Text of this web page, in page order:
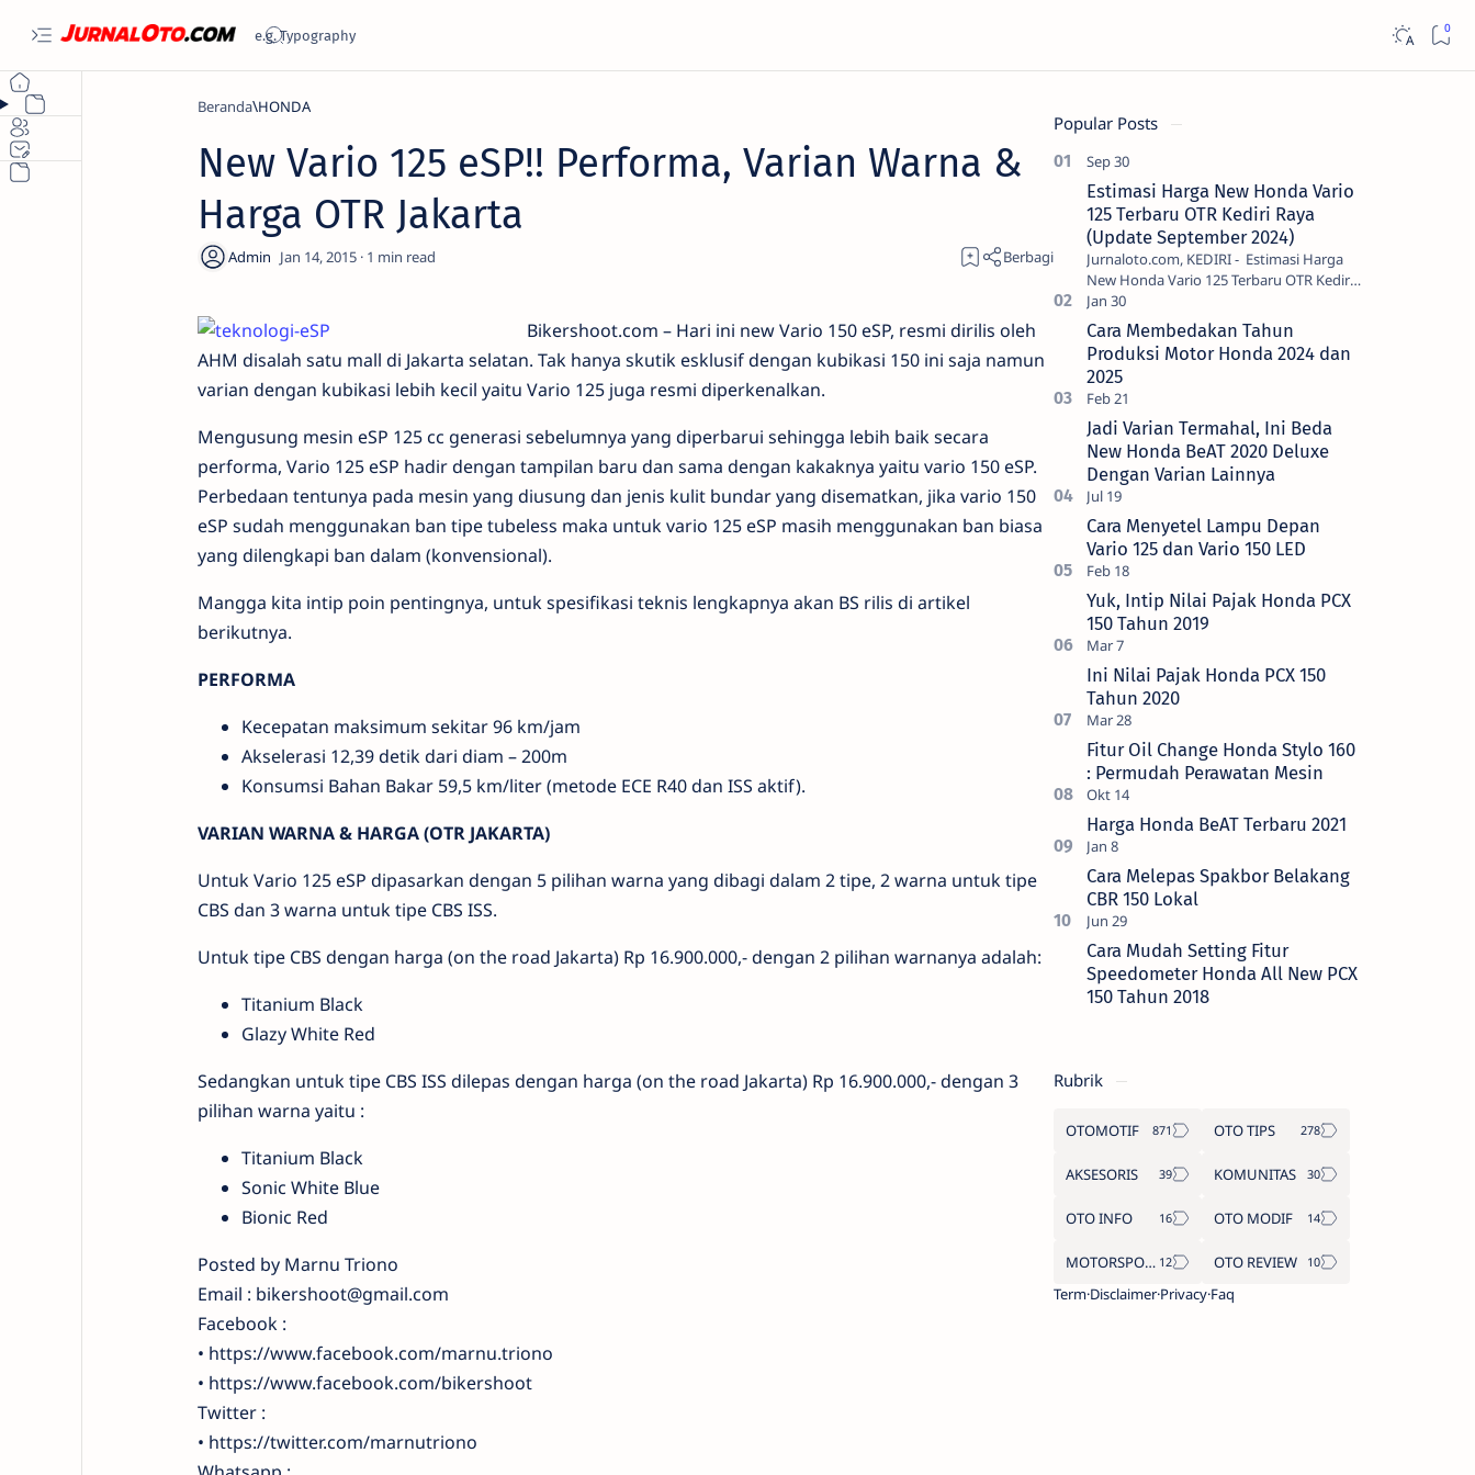
Beranda HONDA
New Vario 125 eSP!! Performa, Varian Warna &
Harga OTR Jakarta
1
Bikershoot.com – Hari ini new Vario 150 eSP, resmi dirilis oleh
AHM disalah satu mall di Jakarta selatan. Tak hanya skutik esklusif dengan kubikasi 150 ini saja namun
varian dengan kubikasi lebih kecil yaitu Vario 125 juga resmi diperkenalkan.
Mengusung mesin eSP 125 cc generasi sebelumnya yang diperbarui sehingga lebih baik secara
performa, Vario 125 eSP hadir dengan tampilan baru dan sama dengan kakaknya yaitu vario 150 eSP.
Perbedaan tentunya pada mesin yang diusung dan jenis kulit bundar yang disematkan, jika vario 150
eSP sudah menggunakan ban tipe tubeless maka untuk vario 125 eSP masih menggunakan ban biasa
yang dilengkapi ban dalam (konvensional).
Mangga kita intip poin pentingnya, untuk spesifikasi teknis lengkapnya akan BS rilis di artikel
berikutnya.
PERFORMA
Kecepatan maksimum sekitar 96 km/jam
Akselerasi 12,39 detik dari diam – 200m
Konsumsi Bahan Bakar 59,5 km/liter (metode ECE R40 dan ISS aktif).
VARIAN WARNA & HARGA (OTR JAKARTA)
Untuk Vario 125 eSP dipasarkan dengan 5 pilihan warna yang dibagi dalam 2 tipe, 2 warna untuk tipe
CBS dan 3 warna untuk tipe CBS ISS.
Untuk tipe CBS dengan harga (on the road Jakarta) Rp 16.900.000,- dengan 2 pilihan warnanya adalah:
Titanium Black
Glazy White Red
Sedangkan untuk tipe CBS ISS dilepas dengan harga (on the road Jakarta) Rp 16.900.000,- dengan 3
pilihan warna yaitu :
Titanium Black
Sonic White Blue
Bionic Red
Posted by Marnu Triono
Email : bikershoot@gmail.com
Facebook :
• https://www.facebook.com/marnu.triono
• https://www.facebook.com/bikershoot
Twitter :
• https://twitter.com/marnutriono
Popular Posts
Estimasi Harga New Honda Vario
125 Terbaru OTR Kediri Raya
(Update September 2024)
Jurnaloto.com, KEDIRI - Estimasi Harga
New Honda Vario 125 Terbaru OTR Kediri
Raya (Update September 2024) Brosis
sekalian, PT Astra Honda Motor (AH…
Cara Membedakan Tahun
Produksi Motor Honda 2024 dan
2025
Jadi Varian Termahal, Ini Beda
New Honda BeAT 2020 Deluxe
Dengan Varian Lainnya
Cara Menyetel Lampu Depan
Vario 125 dan Vario 150 LED
Yuk, Intip Nilai Pajak Honda PCX
150 Tahun 2019
Ini Nilai Pajak Honda PCX 150
Tahun 2020
Fitur Oil Change Honda Stylo 160
: Permudah Perawatan Mesin
Harga Honda BeAT Terbaru 2021
Cara Melepas Spakbor Belakang
CBR 150 Lokal
Cara Mudah Setting Fitur
Speedometer Honda All New PCX
150 Tahun 2018
Rubrik
OTOMOTIF OTO TIPS
AKSESORIS KOMUNITAS
OTO INFO OTO MODIF
MOTORSPORT
OTO REVIEW
TermDisclaimerPrivacyFaq